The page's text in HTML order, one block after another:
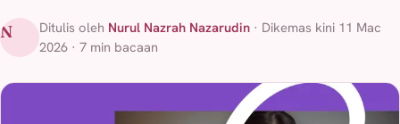
N Ditulis oleh Nurul Nazrah Nazarudin · Dikemas kini 11 Mac
2026 · 7 min bacaan